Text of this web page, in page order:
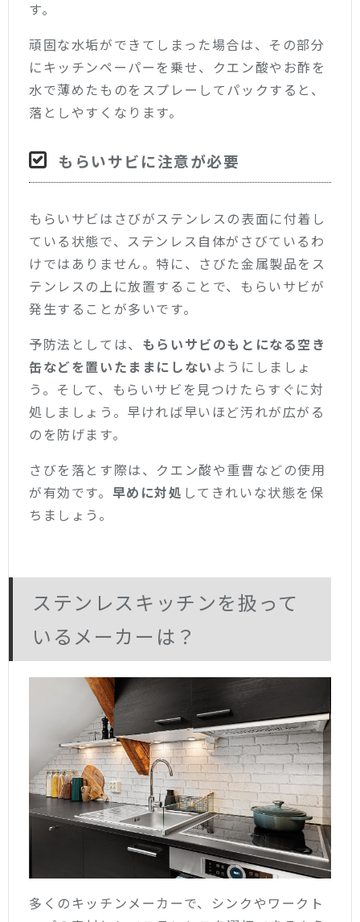
す。
頑固な水垢ができてしまった場合は、その部分
にキッチンペーパーを乗せ、クエン酸やお酢を
水で薄めたものをスプレーしてパックすると、
落としやすくなります。
もらいサビに注意が必要
もらいサビはさびがステンレスの表面に付着し
ている状態で、ステンレス自体がさびているわ
けではありません。特に、さびた金属製品をス
テンレスの上に放置することで、もらいサビが
発生することが多いです。
予防法としては、 もらいサビのもとになる空き
缶などを置いたままにしない ようにしましょ
う。そして、もらいサビを見つけたらすぐに対
処しましょう。早ければ早いほど汚れが広がる
のを防げます。
さびを落とす際は、クエン酸や重曹などの使用
が有効です。 早めに対処 してきれいな状態を保
ちましょう。
ステンレスキッチンを扱って
いるメーカーは？
多くのキッチンメーカーで、シンクやワークト